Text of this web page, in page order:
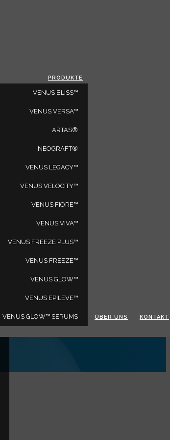
PRODUKTE
VENUS BLISS™
VENUS VERSA™
ARTAS®
NEOGRAFT®
VENUS LEGACY™
VENUS VELOCITY™
VENUS FIORE™
VENUS VIVA™
VENUS FREEZE PLUS™
VENUS FREEZE™
VENUS GLOW™
VENUS EPILEVE™
VENUS GLOW™ SERUMS ÜBER UNS KONTAKT